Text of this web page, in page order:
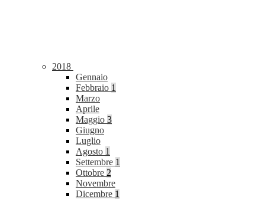
2018
Gennaio
Febbraio 1
Marzo
Aprile
Maggio 3
Giugno
Luglio
Agosto 1
Settembre 1
Ottobre 2
Novembre
Dicembre 1